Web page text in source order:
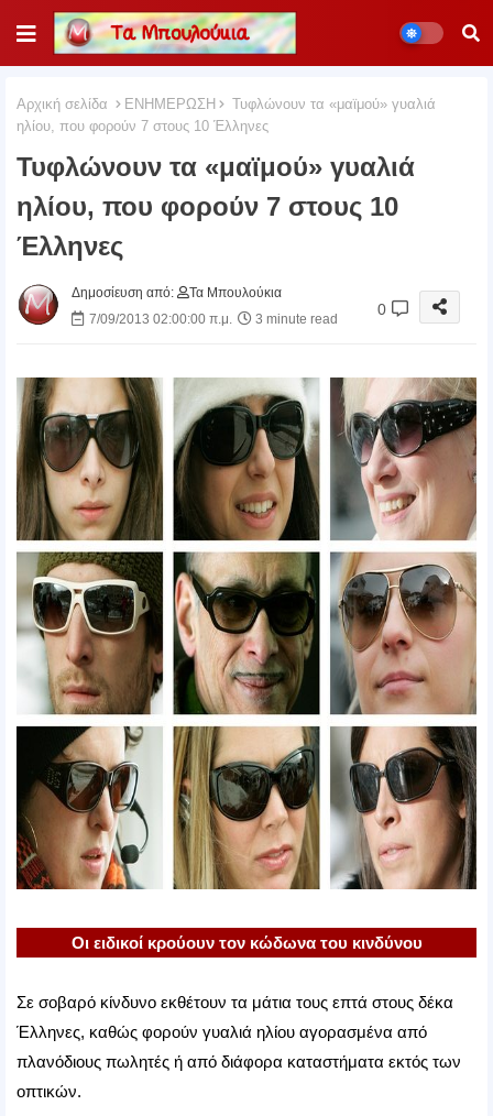
Αρχική σελίδα ΕΝΗΜΕΡΩΣΗ
Τυφλώνουν τα «μαϊμού» γυαλιά
ηλίου, που φορούν 7 στους 10 Έλληνες
Τυφλώνουν τα «μαϊμού» γυαλιά
ηλίου, που φορούν 7 στους 10
Έλληνες
Δημοσίευση από:
Τα Μπουλούκια
7/09/2013 02:00:00 π.μ.
3 minute read
0
Οι ειδικοί κρούουν τον κώδωνα του κινδύνου
Σε σοβαρό κίνδυνο εκθέτουν τα μάτια τους επτά στους δέκα
Έλληνες, καθώς φορούν γυαλιά ηλίου αγορασμένα από
πλανόδιους πωλητές ή από διάφορα καταστήματα εκτός των
οπτικών.